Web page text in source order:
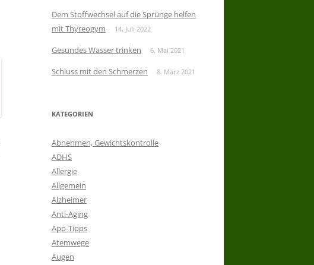
Dem Stoffwechsel auf die Sprünge helfen
mit Thyreogym
14. Juli 2022
Gesundes Wasser trinken 6. Mai 2021
Schluss mit den Schmerzen 8. März 2021
KATEGORIEN
Abnehmen, Gewichtskontrolle
ADHS
Allergie
Allgemein
Alzheimer
Anti-Aging
App-Tipps
Atemwege
Augen